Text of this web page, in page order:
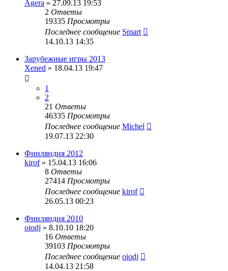
Agera » 27.09.13 19:53
2 Ответы
19335 Просмотры
Последнее сообщение Smart
14.10.13 14:35
Зарубежные игры 2013
Xened » 18.04.13 19:47
1
2
21 Ответы
46335 Просмотры
Последнее сообщение Michel
19.07.13 22:30
Финляндия 2012
kirof» 15.04.13 16:06
8 Ответы
27414 Просмотры
Последнее сообщение kirof
26.05.13 00:23
Финляндия 2010
oiodj » 8.10.10 18:20
16 Ответы
39103 Просмотры
Последнее сообщение oiodj
14.04.13 21:58